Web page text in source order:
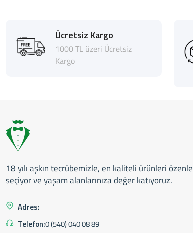
Ücretsiz Kargo
1000 TL üzeri Ücretsiz
Kargo
18 yılı aşkın tecrübemizle, en kaliteli ürünleri özenle
seçiyor ve yaşam alanlarınıza değer katıyoruz.
Adres:
Telefon:0 (540) 040 08 89